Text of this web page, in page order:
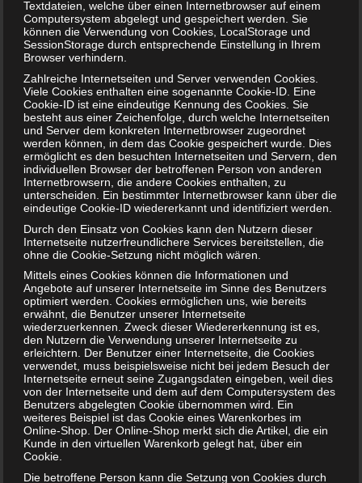
Vergessen Sie nicht, dass Sie mit dem Baby später auch
mobil sein möchten. Spätestens wenn Sie vom
eine Babyschale. Auch ein Kinderwagen für Spaziergänge
und Ausflüge sollte noch vor der Geburt bereitstehen. Am
besten ist es, wenn auch diese Babysachenab der 30.
Schwangerschaftswochebereitstehen.
Bis wann sollte alles fertig sein?
Wie Eingangs erwähnt, gibt es keinen vorgeschriebenen
Fahrplan. Aber es empfiehlt sich, dass manbis zur 33.
Schwangerschaftswochealle Einkäufe und die
Einrichtung erledigt haben sollte. Dann haben Sie ab
diesem Zeitpunkt keinen Stress mehr und können sich voll
und ganz auf die bevorstehende Geburt konzentrieren.
Fazit
Ab wann man Babysachen kaufen sollte, ist eine Frage, die
sich werdende Eltern immer wieder stellen. Wie
ausgeführt, empfiehlt sich der Einkauf peu à peu, also Stück
für Stück. Fängt man frühzeitig an, und plant was man
benötigt, dann wird kein Stress aufkommen. Ganz im
Textdateien, welche über einen Internetbrowser auf einem
Computersystem abgelegt und gespeichert werden. Sie
können die Verwendung von Cookies, LocalStorage und
SessionStorage durch entsprechende Einstellung in Ihrem
Browser verhindern.
Zahlreiche Internetseiten und Server verwenden Cookies.
Viele Cookies enthalten eine sogenannte Cookie-ID. Eine
Cookie-ID ist eine eindeutige Kennung des Cookies. Sie
besteht aus einer Zeichenfolge, durch welche Internetseiten
und Server dem konkreten Internetbrowser zugeordnet
werden können, in dem das Cookie gespeichert wurde. Dies
ermöglicht es den besuchten Internetseiten und Servern, den
individuellen Browser der betroffenen Person von anderen
Internetbrowsern, die andere Cookies enthalten, zu
unterscheiden. Ein bestimmter Internetbrowser kann über die
eindeutige Cookie-ID wiedererkannt und identifiziert werden.
Durch den Einsatz von Cookies kann den Nutzern dieser
Internetseite nutzerfreundlichere Services bereitstellen, die
ohne die Cookie-Setzung nicht möglich wären.
Mittels eines Cookies können die Informationen und
Angebote auf unserer Internetseite im Sinne des Benutzers
optimiert werden. Cookies ermöglichen uns, wie bereits
erwähnt, die Benutzer unserer Internetseite
wiederzuerkennen. Zweck dieser Wiedererkennung ist es,
den Nutzern die Verwendung unserer Internetseite zu
erleichtern. Der Benutzer einer Internetseite, die Cookies
verwendet, muss beispielsweise nicht bei jedem Besuch der
Internetseite erneut seine Zugangsdaten eingeben, weil dies
von der Internetseite und dem auf dem Computersystem des
Benutzers abgelegten Cookie übernommen wird. Ein
weiteres Beispiel ist das Cookie eines Warenkorbes im
Online-Shop. Der Online-Shop merkt sich die Artikel, die ein
Kunde in den virtuellen Warenkorb gelegt hat, über ein
Cookie.
Die betroffene Person kann die Setzung von Cookies durch